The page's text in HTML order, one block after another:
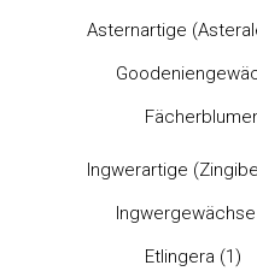
Asternartige
Ingwerartige
Etlingera (1)